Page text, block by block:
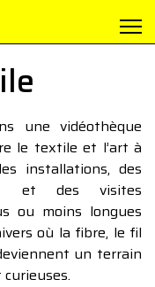
une vidéothèque
le textile et l’art à
installations, des
et des visites
ou moins longues
où la fibre, le fil
un terrain